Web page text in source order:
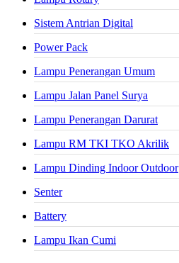
Sistem Antrian Digital
Power Pack
Lampu Penerangan Umum
Lampu Jalan Panel Surya
Lampu Penerangan Darurat
Lampu RM TKI TKO Akrilik
Lampu Dinding Indoor Outdoor
Senter
Battery
Lampu Ikan Cumi